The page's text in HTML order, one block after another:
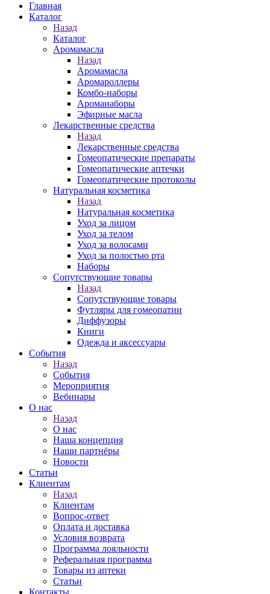
Главная
Каталог
Назад
Каталог
Аромамасла
Назад
Аромамасла
Аромароллеры
Комбо-наборы
Ароманаборы
Эфирные масла
Лекарственные средства
Назад
Лекарственные средства
Гомеопатические препараты
Гомеопатические аптечки
Гомеопатические протоколы
Натуральная косметика
Назад
Натуральная косметика
Уход за лицом
Уход за телом
Уход за волосами
Уход за полостью рта
Наборы
Сопутствующие товары
Назад
Сопутствующие товары
Футляры для гомеопатии
Диффузоры
Книги
Одежда и аксессуары
События
Назад
События
Мероприятия
Вебинары
О нас
Назад
О нас
Наша концепция
Наши партнёры
Новости
Статьи
Клиентам
Назад
Клиентам
Вопрос-ответ
Оплата и доставка
Условия возврата
Программа лояльности
Реферальная программа
Товары из аптеки
Статьи
Контакты